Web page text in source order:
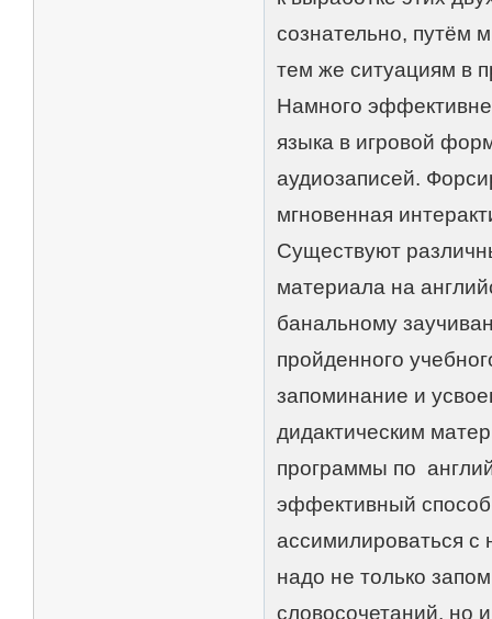
сознательно, путём
тем же ситуациям в
Намного
языка в игровой
аудиозаписей.
мгновенная
Существуют
материала на
банальному
пройденного
запоминание и
дидактическим
программы по
эффективный способ
ассимилироваться с
надо не только
словосочетаний, но